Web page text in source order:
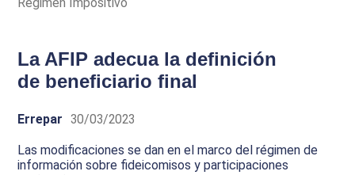
Régimen Impositivo
La AFIP adecua la definición
de beneficiario final
Errepar 30/03/2023
Las modificaciones se dan en el marco del régimen de
información sobre fideicomisos y participaciones